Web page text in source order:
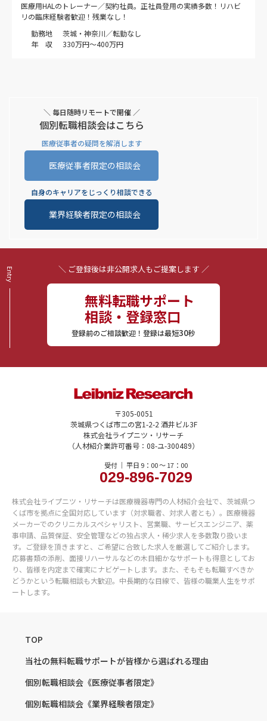
医療用HALのトレーナー／契約社員。正社員登用の実績多数！リハビ
リの臨床経験者歓迎！残業なし！
勤務地
茨城・神奈川／転勤なし
年 収
330万円～400万円
＼ 毎日随時リモートで開催 ／
個別転職相談会はこちら
医療従事者の疑問を解消します
医療従事者限定の相談会
自身のキャリアをじっくり相談できる
業界経験者限定の相談会
＼ ご登録後は非公開求人もご提案します ／
無料転職サポート
相談・登録窓口
登録前のご相談歓迎！登録は最短30秒
〒305-0051
茨城県つくば市二の宮1-2-2 酒井ビル3F
株式会社ライプニツ・リサーチ
（人材紹介業許可番号：08-ユ-300489）
受付 ｜ 平日 9：00 〜 17：00
029-896-7029
株式会社ライプニツ・リサーチは医療機器専門の人材紹介会社で、茨城県つ
くば市を拠点に全国対応しています（対求職者、対求人者とも）。医療機器
メーカーでのクリニカルスペシャリスト、営業職、サービスエンジニア、薬
事申請、品質保証、安全管理などの独占求人・稀少求人を多数取り扱いま
す。ご登録を頂きますと、ご希望に合致した求人を厳選してご紹介します。
応募書類の添削、面接リハーサルなどの木目細かなサポートも得意としてお
り、皆様を内定まで確実にナビゲートします。また、そもそも転職すべきか
どうかという転職相談も大歓迎。中長期的な目線で、皆様の職業人生をサポ
ートします。
TOP
当社の無料転職サポートが皆様から選ばれる理由
個別転職相談会 《医療従事者限定》
個別転職相談会 《業界経験者限定》